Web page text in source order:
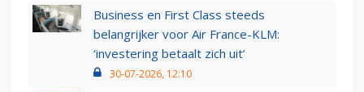
Business en First Class steeds
belangrijker voor Air France-KLM:
‘investering betaalt zich uit’
30-07-2026, 12:10